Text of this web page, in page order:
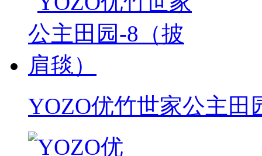
YOZO优竹世家公主田